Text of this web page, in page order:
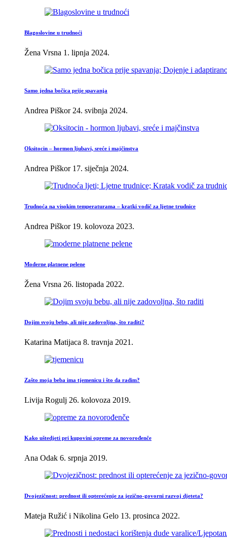
Blagoslovine u trudnoći
Žena Vrsna 1. lipnja 2024.
Samo jedna bočica prije spavanja
Andrea Piškor 24. svibnja 2024.
Oksitocin – hormon ljubavi, sreće i majčinstva
Andrea Piškor 17. siječnja 2024.
Trudnoća na visokim temperaturama – kratki vodič za ljetne trudnice
Andrea Piškor 19. kolovoza 2023.
Moderne platnene pelene
Žena Vrsna 26. listopada 2022.
Dojim svoju bebu, ali nije zadovoljna, što raditi?
Katarina Matijaca 8. travnja 2021.
Zašto moja beba ima tjemenicu i što da radim?
Livija Rogulj 26. kolovoza 2019.
Kako uštedjeti pri kupovini opreme za novorođenče
Ana Odak 6. srpnja 2019.
Dvojezičnost: prednost ili opterećenje za jezično-govorni razvoj djeteta?
Mateja Ružić i Nikolina Gelo 13. prosinca 2022.